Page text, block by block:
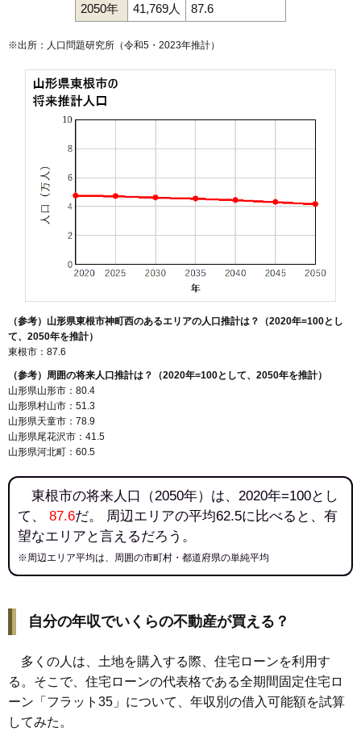
2050年
41,769人 87.6
※出所：人口問題研究所（令和5・2023年推計）
（参考）山形県東根市神町西のあるエリアの人口推計は？（2020年=100とし
て、2050年を推計）
東根市：87.6
（参考）周囲の将来人口推計は？（2020年=100として、2050年を推計）
山形県山形市：80.4
山形県村山市：51.3
山形県天童市：78.9
山形県尾花沢市：41.5
山形県河北町：60.5
東根市の将来人口（2050年）は、2020年=100とし
て、 87.6だ。 周辺エリアの平均62.5に比べると、有
望なエリアと言えるだろう。
※周辺エリア平均は、周囲の市町村・都道府県の単純平均
自分の年収でいくらの不動産が買える？
多くの人は、土地を購入する際、住宅ローンを利用す
る。そこで、住宅ローンの代表格である全期間固定住宅ロ
ーン「フラット35」について、年収別の借入可能額を試算
してみた。